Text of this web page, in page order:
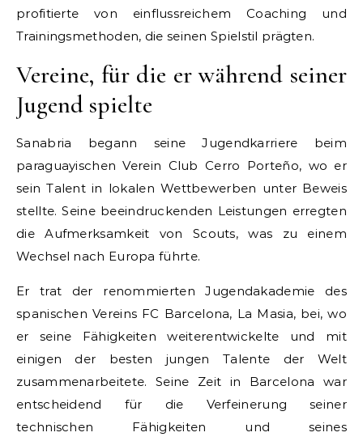
profitierte von einflussreichem Coaching und
Trainingsmethoden, die seinen Spielstil prägten.
Vereine, für die er während seiner
Jugend spielte
Sanabria begann seine Jugendkarriere beim
paraguayischen Verein Club Cerro Porteño, wo er
sein Talent in lokalen Wettbewerben unter Beweis
stellte. Seine beeindruckenden Leistungen erregten
die Aufmerksamkeit von Scouts, was zu einem
Wechsel nach Europa führte.
Er trat der renommierten Jugendakademie des
spanischen Vereins FC Barcelona, La Masia, bei, wo
er seine Fähigkeiten weiterentwickelte und mit
einigen der besten jungen Talente der Welt
zusammenarbeitete. Seine Zeit in Barcelona war
entscheidend für die Verfeinerung seiner
technischen Fähigkeiten und seines